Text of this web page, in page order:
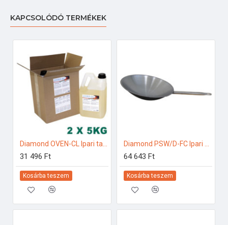
KAPCSOLÓDÓ TERMÉKEK
31 496 Ft
Kosárba teszem
64 643 Ft
Kosárba teszem